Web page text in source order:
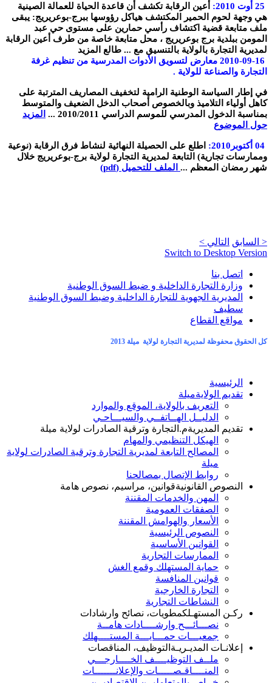
25 أوت 2010:
أعين الرقابة تكشف أن قاعدة الحياة للعمالة الصينية
هي وجهة لحوم الحمير المكتشف هياكل رؤوسها ببرج-بوعريريج: يبقى
ملف متابعة قضية اكتشاف رأسي حمارين على مستوى حي عبد
المومن ببلدية برج بوعريريج ، محل متابعة خاصة من طرف أعين الرقابة
لمديرية التجارة بالولاية بالتنسيق مع ... طالع المزيد
2010-09-16 معارض لتسويق الأدوات المدرسية من تنظيم غرفة
التجارة والصناعة للولاية .
في إطار السياسة الوطنية الرامية لتخفيف المصاريف المترتبة على
كاهل أولياء التلاميذ وبالخصوص أصحاب الدخل الضعيف والمتوسط
بمناسبة الدخول المدرسي للموسم الدراسي 2010/2011 ...
المزيد
حول الموضوع
04 أكتوبر 2010:
اطلع على الحصيلة النهائية لنشاط فرق الرقابة (نوعية
وممارسات تجارية) التابعة لمديرية التجارة لولاية برج-بوعريريج خلال
شهر رمضان المعظم ... الملف للتحميل (pdf)
< السابق التالي >
Switch to Desktop Version
اتصل بنا
وزارة التجارة الداخلية و ضبط السوق الوطنية
المديرية الجهوية للتجارة الداخلية وضبط السوق الوطنية
سطيف
مواقع القطاع
كل الحقوق محفوظة لمديرية التجارة لولاية ميلة 2013
الرئيسية
تقديم الولايةميلة
التعريف بالولاية، الموقع والموارد
الدليــل الهــاتفــي والسيـــاحـي
تقديم المديريةم.التجارة وترقية الصادرات لولاية ميلة
الهيكل التنظيمي والمهام
المصالح التابعة لمديرية التجارة وترقية الصادرات لولاية
ميلة
روابط الإتصال بمصالحنا
النصوص القانونيةقوانين، مراسيم، نصوص هامة
المهن والخدمات المقننة
الصفقات العمومية
الأسعار والهوامش المقننة
النصوص الرئيسية
القوانين الأساسية
الممارسات التجارية
حماية المستهلك وقمع الغش
قوانين المنافسة
التجارة الخارجية
النشاطات التجارية
ركـن المستهـلكمطويات، نصائح وارشادات
نصـــائـــح وإرشــــادات هامــة
جمعيـــات حمـــايـــة المستــــهلك
إعلانـات المديـريـة التوظيف، المناقصات
ملــف التوظيــــف الخــــارجـــي
المنــــاقـصـــــات والإعلانـــــــات